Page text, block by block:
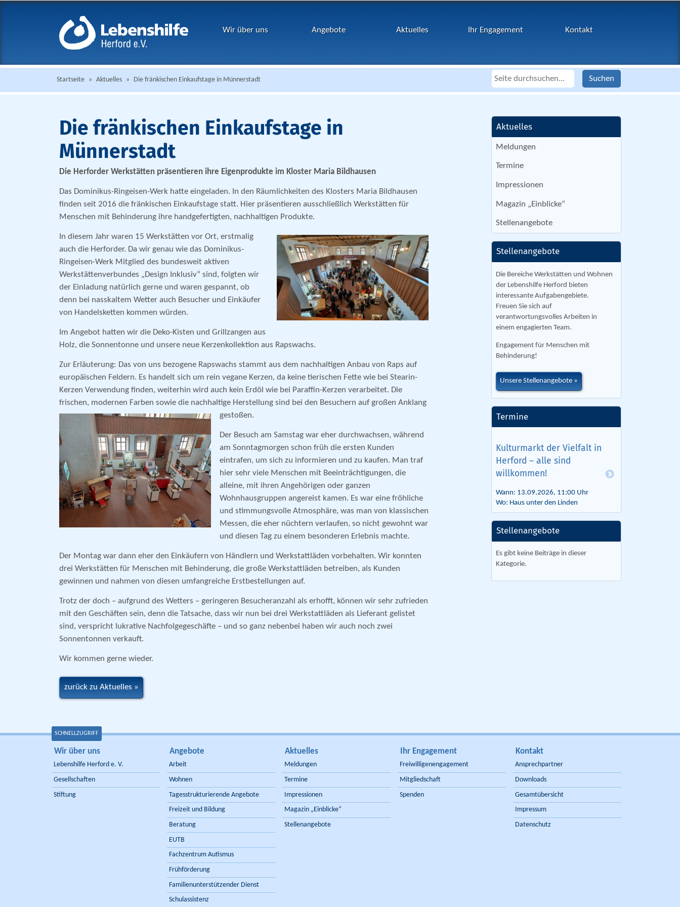
Wir über uns Angebote Aktuelles Ihr Engagement Kontakt
Startseite » Aktuelles » Die fränkischen Einkaufstage in Münnerstadt
Die fränkischen Einkaufstage in
Münnerstadt
Die Herforder Werkstätten präsentieren ihre Eigenprodukte im Kloster Maria Bildhausen
Das Dominikus-Ringeisen-Werk hatte eingeladen. In den Räumlichkeiten des Klosters Maria Bildhausen
finden seit 2016 die fränkischen Einkaufstage statt. Hier präsentieren ausschließlich Werkstätten für
Menschen mit Behinderung ihre handgefertigten, nachhaltigen Produkte.
In diesem Jahr waren 15 Werkstätten vor Ort, erstmalig
auch die Herforder. Da wir genau wie das Dominikus-
Ringeisen-Werk Mitglied des bundesweit aktiven
Werkstättenverbundes „Design Inklusiv“ sind, folgten wir
der Einladung natürlich gerne und waren gespannt, ob
denn bei nasskaltem Wetter auch Besucher und Einkäufer
von Handelsketten kommen würden.
Im Angebot hatten wir die Deko-Kisten und Grillzangen aus
Holz, die Sonnentonne und unsere neue Kerzenkollektion aus Rapswachs.
Zur Erläuterung: Das von uns bezogene Rapswachs stammt aus dem nachhaltigen Anbau von Raps auf
europäischen Feldern. Es handelt sich um rein vegane Kerzen, da keine tierischen Fette wie bei Stearin-
Kerzen Verwendung finden, weiterhin wird auch kein Erdöl wie bei Paraffin-Kerzen verarbeitet. Die
frischen, modernen Farben sowie die nachhaltige Herstellung sind bei den Besuchern auf großen Anklang
gestoßen.
Der Besuch am Samstag war eher durchwachsen, während
am Sonntagmorgen schon früh die ersten Kunden
eintrafen, um sich zu informieren und zu kaufen. Man traf
hier sehr viele Menschen mit Beeinträchtigungen, die
alleine, mit ihren Angehörigen oder ganzen
Wohnhausgruppen angereist kamen. Es war eine fröhliche
und stimmungsvolle Atmosphäre, was man von klassischen
Messen, die eher nüchtern verlaufen, so nicht gewohnt war
und diesen Tag zu einem besonderen Erlebnis machte.
Der Montag war dann eher den Einkäufern von Händlern und Werkstattläden vorbehalten. Wir konnten
drei Werkstätten für Menschen mit Behinderung, die große Werkstattläden betreiben, als Kunden
gewinnen und nahmen von diesen umfangreiche Erstbestellungen auf.
Trotz der doch – aufgrund des Wetters – geringeren Besucheranzahl als erhofft, können wir sehr zufrieden
mit den Geschäften sein, denn die Tatsache, dass wir nun bei drei Werkstattläden als Lieferant gelistet
sind, verspricht lukrative Nachfolgegeschäfte – und so ganz nebenbei haben wir auch noch zwei
Sonnentonnen verkauft.
Wir kommen gerne wieder.
zurück zu Aktuelles
Aktuelles
Meldungen
Termine
Impressionen
Magazin „Einblicke“
Stellenangebote
Stellenangebote
Die Bereiche Werkstätten und Wohnen
der Lebenshilfe Herford bieten
interessante Aufgabengebiete.
Freuen Sie sich auf
verantwortungsvolles Arbeiten in
einem engagierten Team.
Engagement für Menschen mit
Behinderung!
Unsere Stellenangebote
Termine
Kulturmarkt der Vielfalt in
Herford – alle sind
willkommen!
Wann: 13.09.2026, 11:00 Uhr
Wo: Haus unter den Linden
Stellenangebote
Es gibt keine Beiträge in dieser
Kategorie.
SCHNELLZUGRIFF
Wir über uns
Lebenshilfe Herford e. V.
Gesellschaften
Stiftung
Angebote
Arbeit
Wohnen
Tagesstrukturierende Angebote
Freizeit und Bildung
Beratung
EUTB
Fachzentrum Autismus
Frühförderung
Familienunterstützender Dienst
Schulassistenz
Aktuelles
Meldungen
Termine
Impressionen
Magazin „Einblicke“
Stellenangebote
Ihr Engagement
Freiwilligenengagement
Mitgliedschaft
Spenden
Kontakt
Ansprechpartner
Downloads
Gesamtübersicht
Impressum
Datenschutz